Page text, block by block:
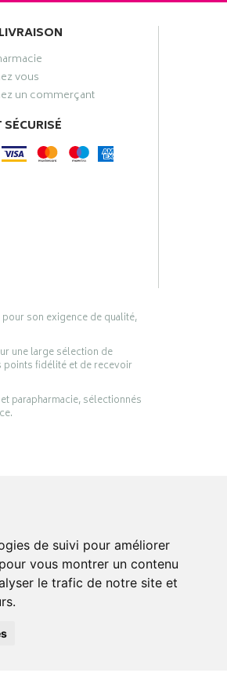
de suivi pour améliorer
vous montrer un contenu
le trafic de notre site et
vous
un commerçant
son exigence de qualité,
une large sélection de
fidélité et de recevoir
parapharmacie, sélectionnés